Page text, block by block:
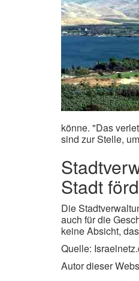
könne. "Das
sind zur Stelle,
Stadt
Die
auch für die
keine Absicht,
Quelle:
Autor dieser